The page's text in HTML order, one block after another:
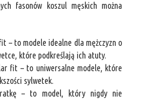
fasonów koszul męskich można
– to modele idealne dla mężczyzn o
które podkreślają ich atuty.
fit – to uniwersalne modele, które
sylwetek.
– to model, który nigdy nie